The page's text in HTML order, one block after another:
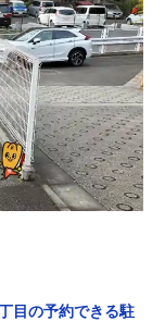
目の予約できる駐